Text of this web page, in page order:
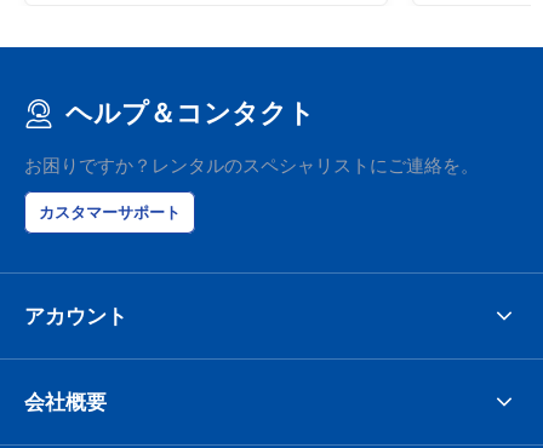
ヘルプ＆コンタクト
お困りですか？レンタルのスペシャリストにご連絡を。
カスタマーサポート
アカウント
会社概要